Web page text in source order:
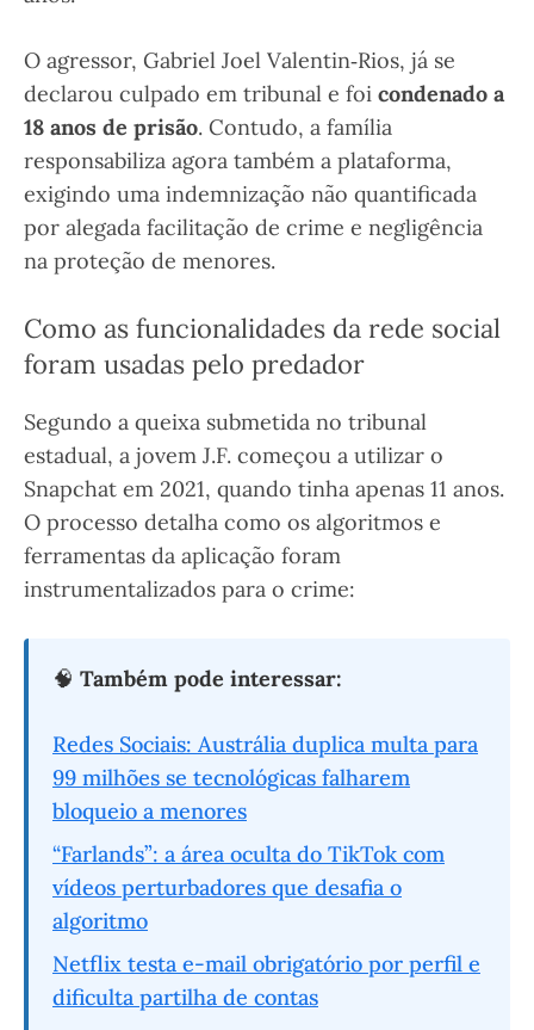
O agressor, Gabriel Joel Valentin‑Rios, já se
declarou culpado em tribunal e foi condenado a
18 anos de prisão. Contudo, a família
responsabiliza agora também a plataforma,
exigindo uma indemnização não quantificada
por alegada facilitação de crime e negligência
na proteção de menores.
Como as funcionalidades da rede social
foram usadas pelo predador
Segundo a queixa submetida no tribunal
estadual, a jovem J.F. começou a utilizar o
Snapchat em 2021, quando tinha apenas 11 anos.
O processo detalha como os algoritmos e
ferramentas da aplicação foram
instrumentalizados para o crime:
🧠 Também pode interessar:
Redes Sociais: Austrália duplica multa para
99 milhões se tecnológicas falharem
bloqueio a menores
“Farlands”: a área oculta do TikTok com
vídeos perturbadores que desafia o
algoritmo
Netflix testa e-mail obrigatório por perfil e
dificulta partilha de contas